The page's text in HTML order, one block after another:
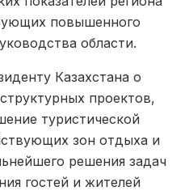
повышенного
области.
Казахстана о
проектов,
туристической
зон отдыха и
решения задач
гостей и жителей